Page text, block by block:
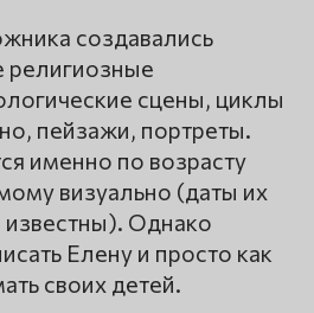
создавались
сцены, циклы
пейзажи, портреты.
именно по возрасту
визуально (даты их
Однако
Елену и просто как
своих детей.